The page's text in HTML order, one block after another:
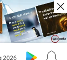
2026